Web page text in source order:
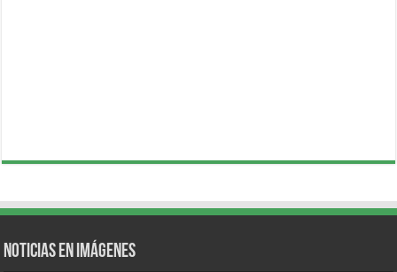
Noticias en Imágenes